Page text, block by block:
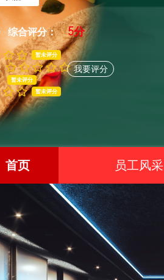
综合评分： 5分
暂未评分
暂未评分
暂未评分
我要评分
首页 员工风采